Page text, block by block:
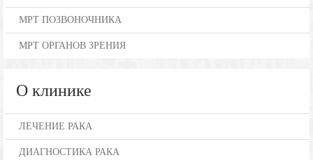
МРТ ПОЗВОНОЧНИКА
МРТ ОРГАНОВ ЗРЕНИЯ
О клинике
ЛЕЧЕНИЕ РАКА
ДИАГНОСТИКА РАКА